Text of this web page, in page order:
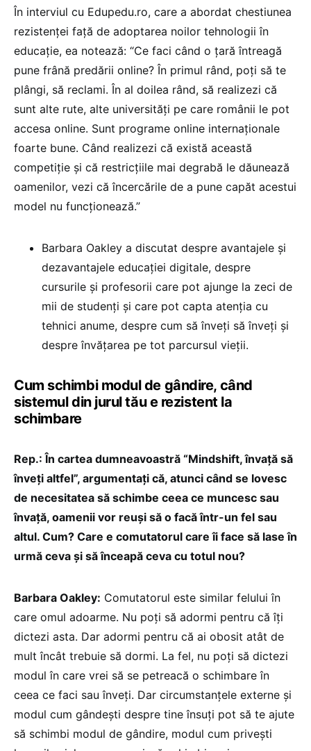
În interviul cu Edupedu.ro, care a abordat chestiunea
rezistenței față de adoptarea noilor tehnologii în
educație, ea notează: “Ce faci când o țară întreagă
pune frână predării online? În primul rând, poți să te
plângi, să reclami. În al doilea rând, să realizezi că
sunt alte rute, alte universități pe care românii le pot
accesa online. Sunt programe online internaționale
foarte bune. Când realizezi că există această
competiție și că restricțiile mai degrabă le dăunează
oamenilor, vezi că încercările de a pune capăt acestui
model nu funcționează.”
Barbara Oakley a discutat despre avantajele și
dezavantajele educației digitale, despre
cursurile și profesorii care pot ajunge la zeci de
mii de studenți și care pot capta atenția cu
tehnici anume, despre cum să înveți să înveți și
despre învățarea pe tot parcursul vieții.
Cum schimbi modul de gândire, când
sistemul din jurul tău e rezistent la
schimbare
Rep.: În cartea dumneavoastră “Mindshift, învață să
înveți altfel”, argumentați că, atunci când se lovesc
de necesitatea să schimbe ceea ce muncesc sau
învață, oamenii vor reuși să o facă într-un fel sau
altul. Cum? Care e comutatorul care îi face să lase în
urmă ceva și să înceapă ceva cu totul nou?
Barbara Oakley: Comutatorul este similar felului în
care omul adoarme. Nu poți să adormi pentru că îți
dictezi asta. Dar adormi pentru că ai obosit atât de
mult încât trebuie să dormi. La fel, nu poți să dictezi
modul în care vrei să se petreacă o schimbare în
ceea ce faci sau înveți. Dar circumstanțele externe și
modul cum gândești despre tine însuți pot să te ajute
să schimbi modul de gândire, modul cum privești